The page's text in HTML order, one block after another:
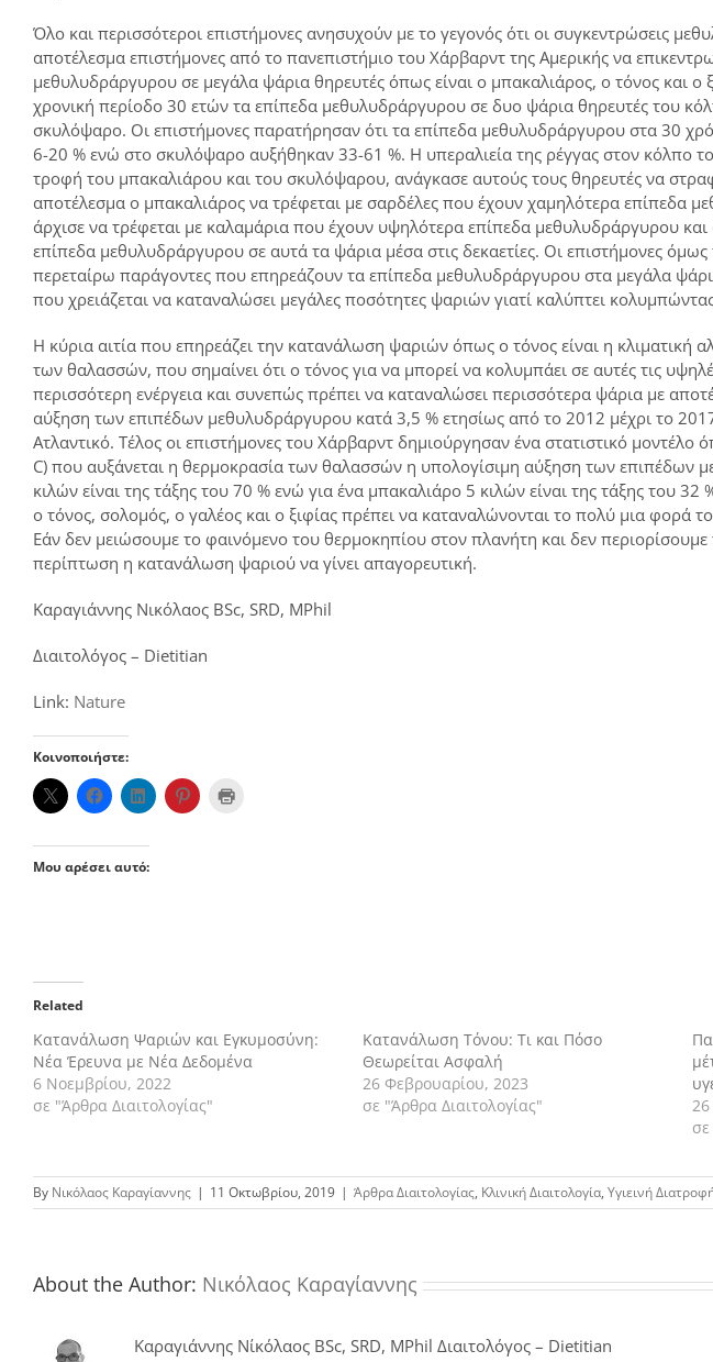
Όλο και περισσότεροι επιστήμονες ανησυχούν με το γεγονός ότι οι συγκεντρώσεις
αποτέλεσμα επιστήμονες από το πανεπιστήμιο του Χάρβαρντ της Αμερικής να
μεθυλυδράργυρου σε μεγάλα ψάρια θηρευτές όπως είναι ο μπακαλιάρος, ο τόνος και ο
χρονική περίοδο 30 ετών τα επίπεδα μεθυλυδράργυρου σε δυο ψάρια θηρευτές του
σκυλόψαρο. Οι επιστήμονες παρατήρησαν ότι τα επίπεδα μεθυλυδράργυρου στα 30
6-20 % ενώ στο σκυλόψαρο αυξήθηκαν 33-61 %. Η υπεραλιεία της ρέγγας στον κόλπο
τροφή του μπακαλιάρου και του σκυλόψαρου, ανάγκασε αυτούς τους θηρευτές να
αποτέλεσμα ο μπακαλιάρος να τρέφεται με σαρδέλες που έχουν χαμηλότερα επίπεδα
άρχισε να τρέφεται με καλαμάρια που έχουν υψηλότερα επίπεδα μεθυλυδράργυρου
επίπεδα μεθυλυδράργυρου σε αυτά τα ψάρια μέσα στις δεκαετίες. Οι επιστήμονες
περεταίρω παράγοντες που επηρεάζουν τα επίπεδα μεθυλυδράργυρου στα μεγάλα
που χρειάζεται να καταναλώσει μεγάλες ποσότητες ψαριών γιατί καλύπτει
Η κύρια αιτία που επηρεάζει την κατανάλωση ψαριών όπως ο τόνος είναι η κλιματική
των θαλασσών, που σημαίνει ότι ο τόνος για να μπορεί να κολυμπάει σε αυτές τις
περισσότερη ενέργεια και συνεπώς πρέπει να καταναλώσει περισσότερα ψάρια με
αύξηση των επιπέδων μεθυλυδράργυρου κατά 3,5 % ετησίως από το 2012 μέχρι το
Ατλαντικό. Τέλος οι επιστήμονες του Χάρβαρντ δημιούργησαν ένα στατιστικό μοντέλο
C) που αυξάνεται η θερμοκρασία των θαλασσών η υπολογίσιμη αύξηση των επιπέδων
κιλών είναι της τάξης του 70 % ενώ για ένα μπακαλιάρο 5 κιλών είναι της τάξης του
ο τόνος, σολομός, ο γαλέος και ο ξιφίας πρέπει να καταναλώνονται το πολύ μια φορά
Εάν δεν μειώσουμε το φαινόμενο του θερμοκηπίου στον πλανήτη και δεν
περίπτωση η κατανάλωση ψαριού να γίνει απαγορευτική.
Καραγιάννης Νικόλαος BSc, SRD, MPhil
Διαιτολόγος – Dietitian
Link: Nature
Κοινοποιήστε:
Μου αρέσει αυτό:
Related
Κατανάλωση Ψαριών και Εγκυμοσύνη:
Νέα Έρευνα με Νέα Δεδομένα
6 Νοεμβρίου, 2022
σε "Άρθρα Διαιτολογίας"
Κατανάλωση Τόνου: Τι και Πόσο
Θεωρείται Ασφαλή
26 Φεβρουαρίου, 2023
σε "Άρθρα Διαιτολογίας"
26
By Νικόλαος Καραγίαννης | 11 Οκτωβρίου, 2019 | Άρθρα Διαιτολογίας, Κλινική Διαιτολογία, Υγιεινή
About the Author: Νικόλαος Καραγίαννης
Καραγιάννης Νίκόλαος BSc, SRD, MPhil Διαιτολόγος – Dietitian